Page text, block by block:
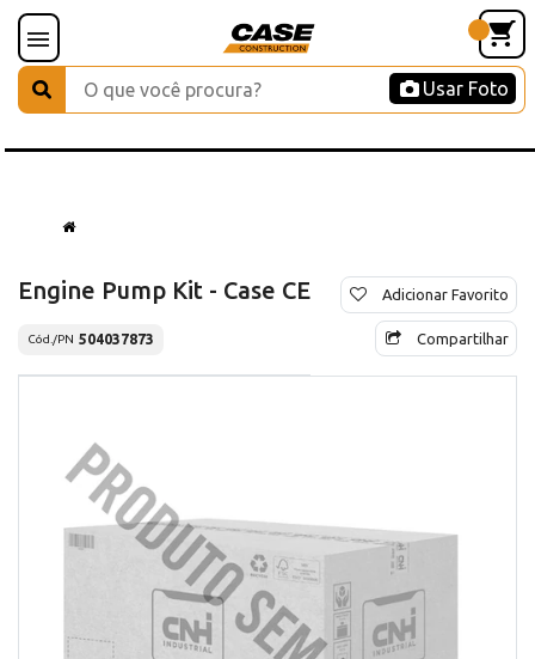
Usar Foto
Engine Pump Kit - Case CE
Cód./PN 504037873
Adicionar Favorito
Compartilhar